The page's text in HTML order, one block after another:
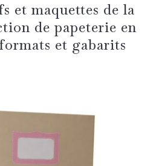
et maquettes de la
de papeterie en
et gabarits